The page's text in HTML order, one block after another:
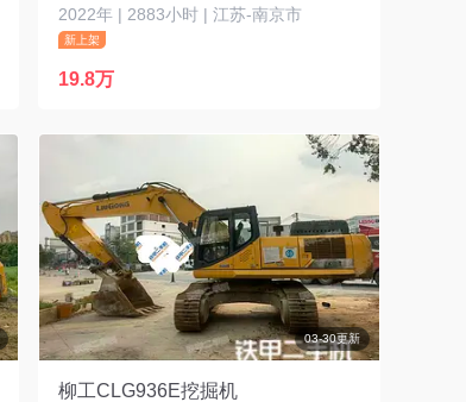
2022年 | 2883小时 | 江苏-南京市
新上架
19.8万
03-30更新
柳工CLG936E挖掘机